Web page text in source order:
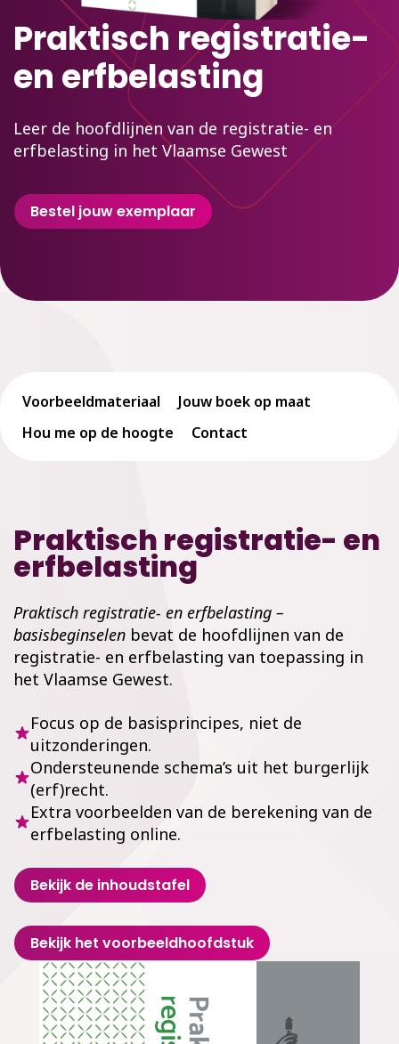
Praktisch registratie-
en erfbelasting
Leer de hoofdlijnen van de registratie- en
erfbelasting in het Vlaamse Gewest
Bestel jouw exemplaar
Voorbeeldmateriaal
Jouw boek op maat
Hou me op de hoogte
Contact
Praktisch registratie- en
erfbelasting
Praktisch registratie- en erfbelasting –
basisbeginselen bevat de hoofdlijnen van de
registratie- en erfbelasting van toepassing in
het Vlaamse Gewest.
Focus op de basisprincipes, niet de
uitzonderingen.
Ondersteunende schema’s uit het burgerlijk
(erf)recht.
Extra voorbeelden van de berekening van de
erfbelasting online.
Bekijk de inhoudstafel
Bekijk het voorbeeldhoofdstuk